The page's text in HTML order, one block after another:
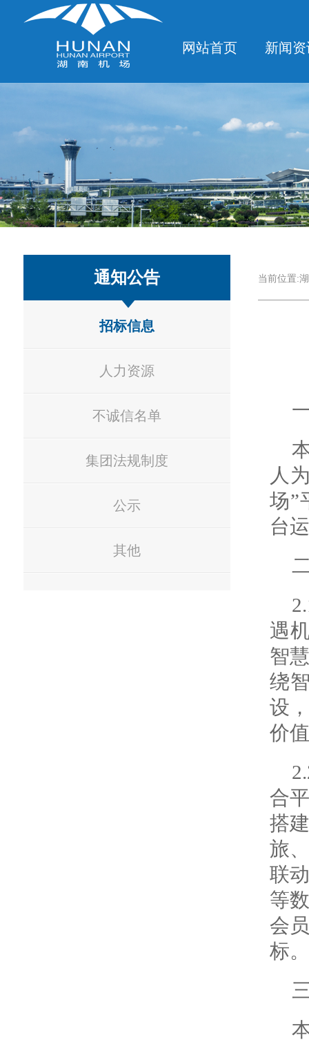
网站首页 新闻
通知公告
招标信息
人力资源
不诚信名单
集团法规制度
公示
其他
当前位置:
人
场”
台
遇
智
绕
设
价
合
搭
旅
联
等
会
标。